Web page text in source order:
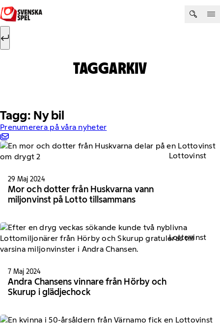
Hoppa till innehåll
Sök efter:
TAGGARKIV
Tagg: Ny bil
Prenumerera på våra nyheter
Lottovinst
29 Maj 2024
Mor och dotter från Huskvarna vann
miljonvinst på Lotto tillsammans
Lottovinst
7 Maj 2024
Andra Chansens vinnare från Hörby och
Skurup i glädjechock